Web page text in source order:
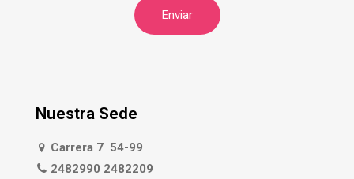
Nuestra Sede
Carrera 7 54-99
2482990 2482209